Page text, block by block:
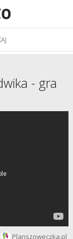
- gra
Planszoweczka.pl